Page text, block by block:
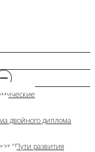
двойного диплома
"Пути развития